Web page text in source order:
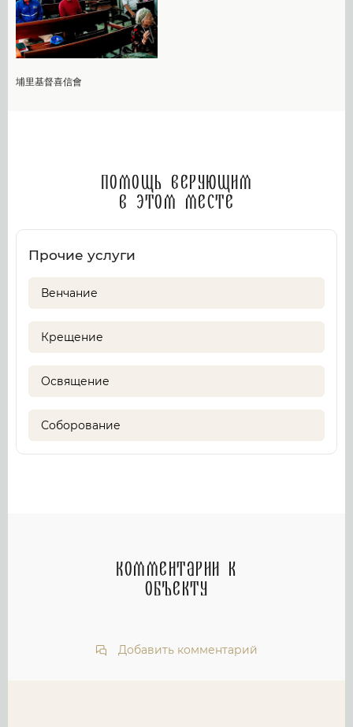
埔里基督喜信會
Помощь верующим
в этом месте
Прочие услуги
Венчание
Крещение
Освящение
Соборование
Комментарии к
объекту
Добавить комментарий